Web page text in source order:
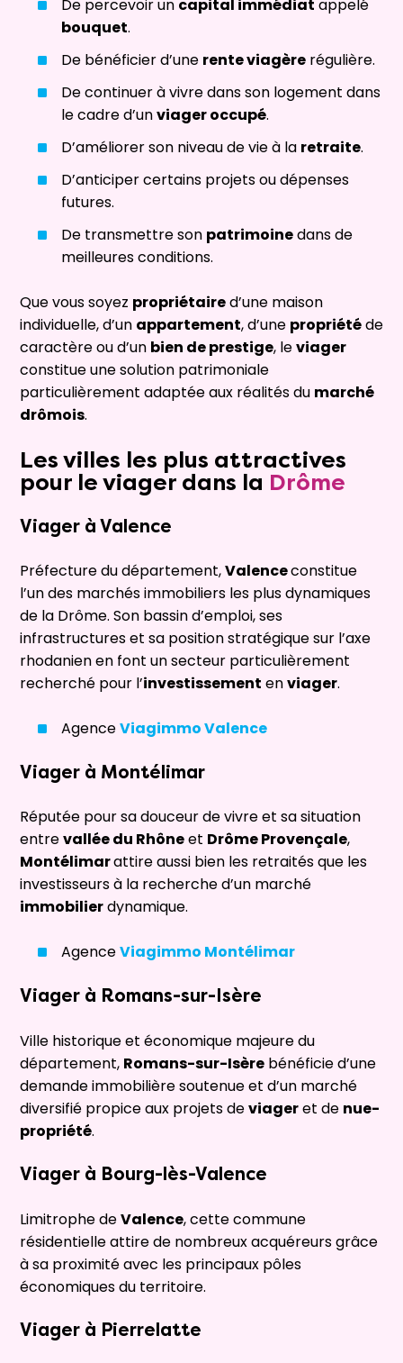
De percevoir un capital immédiat appelé
bouquet.
De bénéficier d’une rente viagère régulière.
De continuer à vivre dans son logement dans
le cadre d’unviager occupé.
D’améliorer son niveau de vie à la retraite.
D’anticiper certains projets ou dépenses
futures.
De transmettre son patrimoinedans de
meilleures conditions.
Que vous soyez propriétaired’une maison
individuelle, d’un appartement, d’une propriétéde
caractère ou d’un bien de prestige, leviager
constitue une solution patrimoniale
particulièrement adaptée aux réalités du marché
drômois.
Les villes les plus attractives
pour le viager dans la Drôme
Viager à Valence
Préfecture du département,Valenceconstitue
l’un des marchés immobiliers les plus dynamiques
de la Drôme. Son bassin d’emploi, ses
infrastructures et sa position stratégique sur l’axe
rhodanien en font un secteur particulièrement
recherché pour l’investissement enviager.
AgenceViagimmo Valence
Viager à Montélimar
Réputée pour sa douceur de vivre et sa situation
entrevallée du Rhôneet Drôme Provençale,
Montélimarattire aussi bien les retraités que les
investisseurs à la recherche d’un marché
immobilierdynamique.
AgenceViagimmo Montélimar
Viager à Romans-sur-Isère
Ville historique et économique majeure du
département, Romans-sur-Isère bénéficie d’une
demande immobilière soutenue et d’un marché
diversifié propice aux projets deviageret de nue-
propriété.
Viager à Bourg-lès-Valence
Limitrophe deValence, cette commune
résidentielle attire de nombreux acquéreurs grâce
à sa proximité avec les principaux pôles
économiques du territoire.
Viager à Pierrelatte